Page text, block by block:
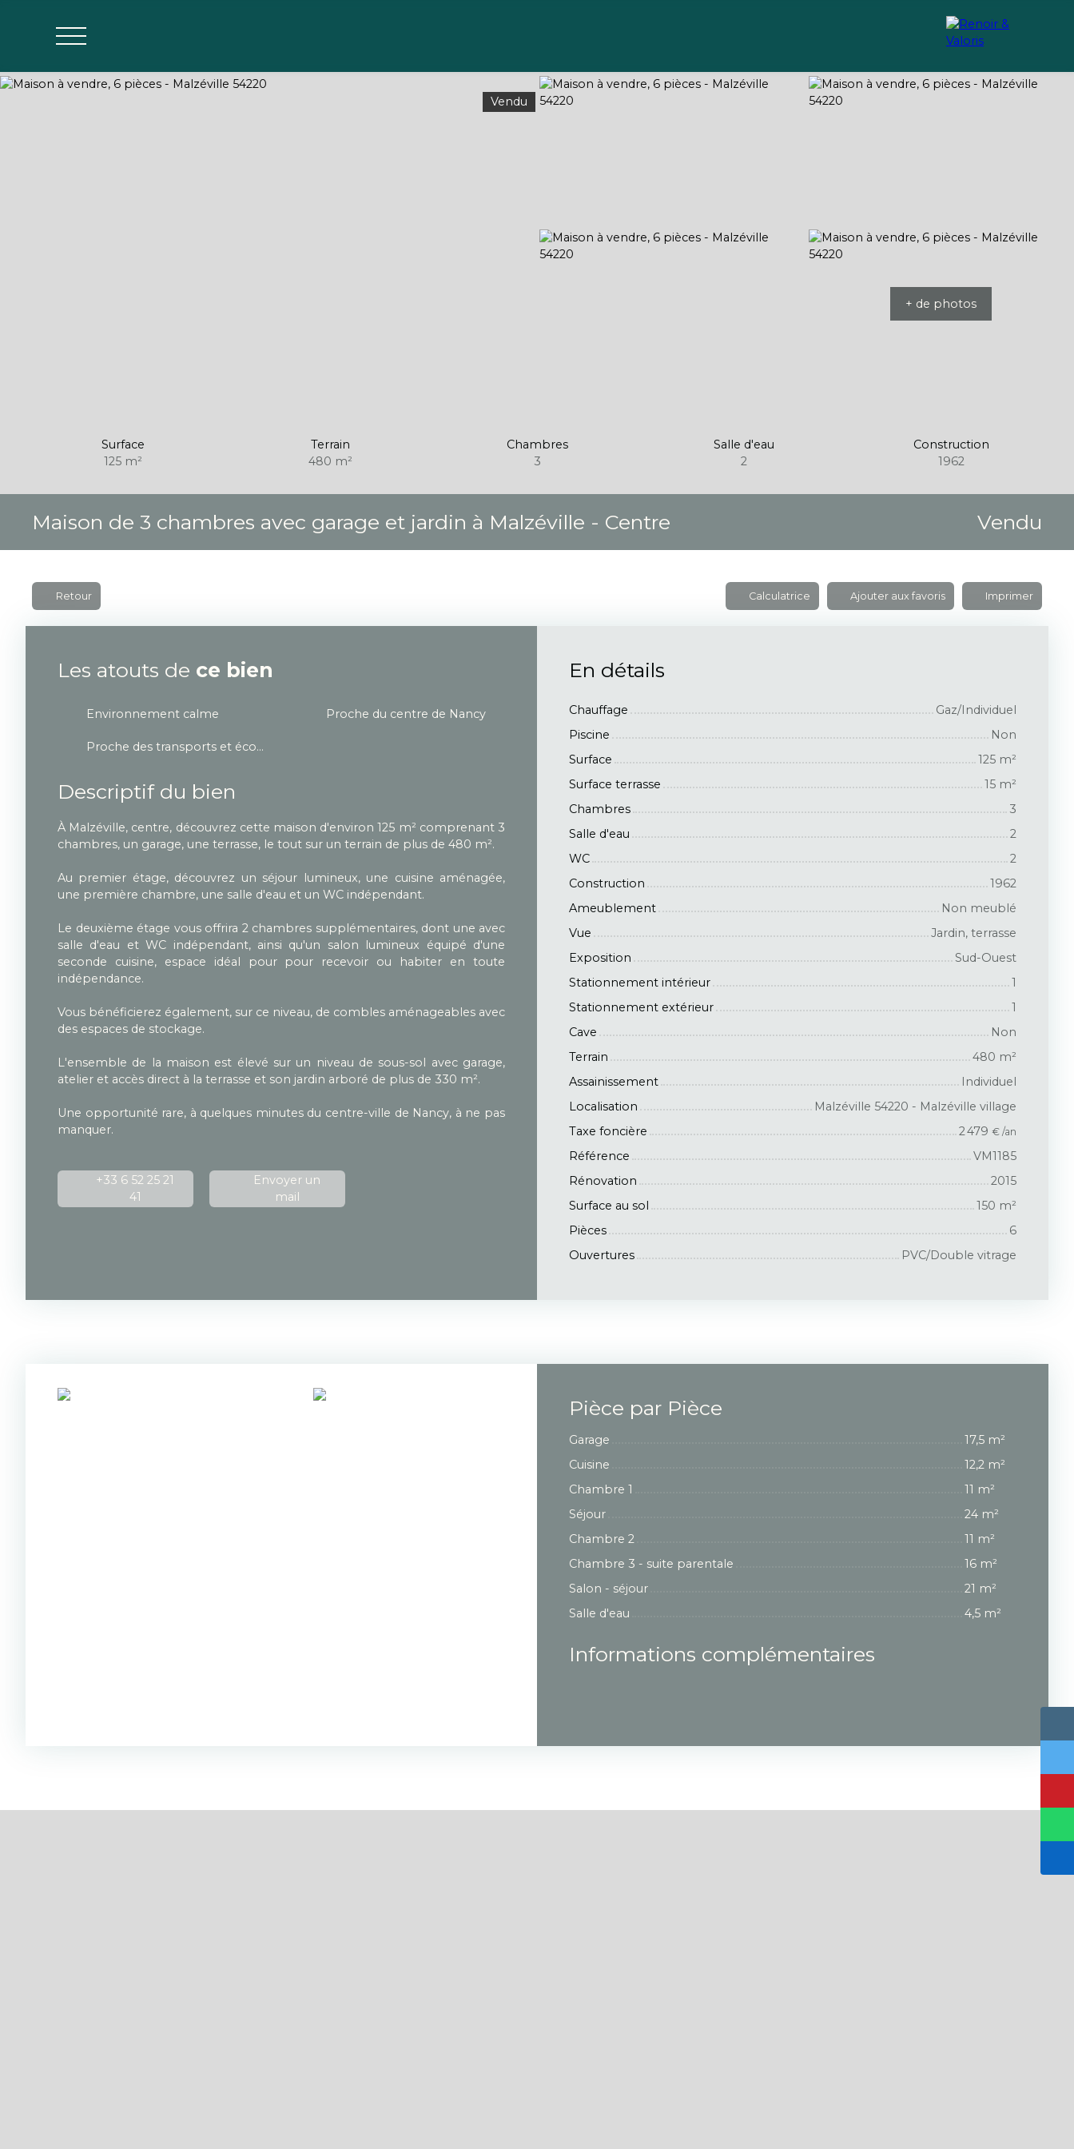
Vendre Gérer Recrutement
Vendu
+ de photos
Surface
125 m²
Terrain
480 m²
Chambres
3
Salle d'eau
2
Construction
1962
Maison de 3 chambres avec garage et jardin à Malzéville - Centre Vendu
Retour Calculatrice Ajouter aux favoris Imprimer
Les atouts de ce bien
Environnement calme Proche du centre de Nancy
Proche des transports et écoles
Descriptif du bien
À Malzéville, centre, découvrez cette maison d'environ 125 m² comprenant 3
chambres, un garage, une terrasse, le tout sur un terrain de plus de 480 m².
Au premier étage, découvrez un séjour lumineux, une cuisine aménagée,
une première chambre, une salle d'eau et un WC indépendant.
Le deuxième étage vous offrira 2 chambres supplémentaires, dont une avec
salle d'eau et WC indépendant, ainsi qu'un salon lumineux équipé d'une
seconde cuisine, espace idéal pour pour recevoir ou habiter en toute
indépendance.
Vous bénéficierez également, sur ce niveau, de combles aménageables avec
des espaces de stockage.
L'ensemble de la maison est élevé sur un niveau de sous-sol avec garage,
atelier et accès direct à la terrasse et son jardin arboré de plus de 330 m².
Une opportunité rare, à quelques minutes du centre-ville de Nancy, à ne pas
manquer.
+33 6 52 25 21
41
Envoyer un
mail
En détails
Chauffage
Gaz/Individuel
Piscine
Non
Surface
125 m²
Surface terrasse
15 m²
Chambres
3
Salle d'eau
2
WC
2
Construction
1962
Ameublement
Non meublé
Vue
Jardin, terrasse
Exposition
Sud-Ouest
Stationnement intérieur
1
Stationnement extérieur
1
Cave
Non
Terrain
480 m²
Assainissement
Individuel
Localisation
Malzéville 54220 - Malzéville village
Taxe foncière
2 479 € /an
Référence
VM1185
Rénovation
2015
Surface au sol
150 m²
Pièces
6
Ouvertures
PVC/Double vitrage
Pièce par Pièce
Garage
17,5 m²
Cuisine
12,2 m²
Chambre 1
11 m²
Séjour
24 m²
Chambre 2
11 m²
Chambre 3 - suite parentale
16 m²
Salon - séjour
21 m²
Salle d'eau
4,5 m²
Informations complémentaires